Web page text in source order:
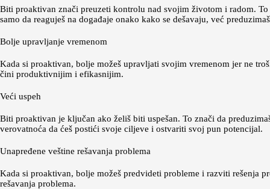
Biti proaktivan znači preuzeti kontrolu nad svojim životom i radom.
samo da reaguješ na događaje onako kako se dešavaju, već
Bolje upravljanje vremenom
Kada si proaktivan, bolje možeš upravljati svojim vremenom jer ne
čini produktivnijim i efikasnijim.
Veći uspeh
Biti proaktivan je ključan ako želiš biti uspešan. To znači da
verovatnoća da ćeš postići svoje ciljeve i ostvariti svoj pun potencijal.
Unapređene veštine rešavanja problema
Kada si proaktivan, bolje možeš predvideti probleme i razviti rešenja
rešavanja problema.